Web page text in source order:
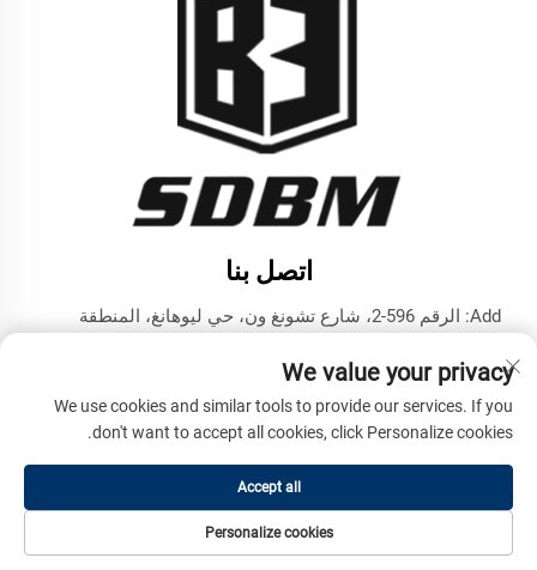
اتصل بنا
Add: الرقم 596-2، شارع تشونغ ون، حي ليوهانغ، المنطقة
هاتف:+86-17853787374
البريد الإلكتروني:[email protected]
المحدودة. جميع الحقوق محفوظة -
We value your privacy
We use cookies and similar tools to provide our services. If you
don't want to accept all cookies, click Personalize cookies.
Personalize cookies
Accept all